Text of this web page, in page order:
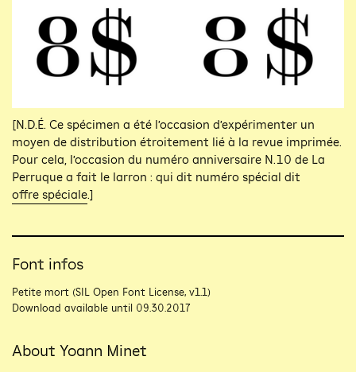
[N.D.É. Ce spécimen a été l’occasion d’expérimenter un
moyen de distribution étroitement lié à la revue imprimée.
Pour cela, l’occasion du numéro anniversaire N.10 de La
Perruque a fait le larron : qui dit numéro spécial dit
offre spéciale.]
Font infos
Petite mort (SIL Open Font License, v1.1)
Download available until 09.30.2017
About Yoann Minet